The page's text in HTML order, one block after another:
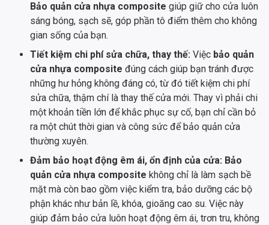
Bảo quản cửa nhựa composite giúp giữ cho cửa luôn
sáng bóng, sạch sẽ, góp phần tô điểm thêm cho không
gian sống của bạn.
Tiết kiệm chi phí sửa chữa, thay thế: Việc bảo quản
cửa nhựa composite đúng cách giúp bạn tránh được
những hư hỏng không đáng có, từ đó tiết kiệm chi phí
sửa chữa, thậm chí là thay thế cửa mới. Thay vì phải chi
một khoản tiền lớn để khắc phục sự cố, bạn chỉ cần bỏ
ra một chút thời gian và công sức để bảo quản cửa
thường xuyên.
Đảm bảo hoạt động êm ái, ổn định của cửa: Bảo
quản cửa nhựa composite không chỉ là làm sạch bề
mặt mà còn bao gồm việc kiểm tra, bảo dưỡng các bộ
phận khác như bản lề, khóa, gioăng cao su. Việc này
giúp đảm bảo cửa luôn hoạt động êm ái, trơn tru, không